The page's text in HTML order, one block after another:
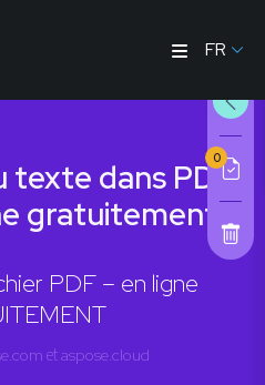
FR
0
texte dans PDF
gratuitement
PDF – en ligne
etaspose.cloud